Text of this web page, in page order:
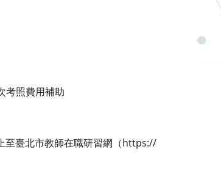
考照費用補助
至臺北市教師在職研習網（https://